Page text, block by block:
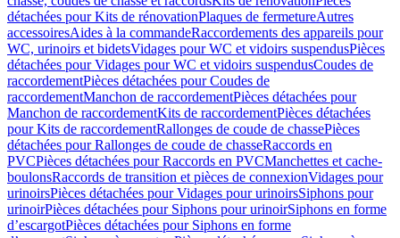
détachées pour Kits de rénovationPlaques de fermetureAutres
accessoiresAides à la commandeRaccordements des appareils pour
WC, urinoirs et bidetsVidages pour WC et vidoirs suspendusPièces
détachées pour Vidages pour WC et vidoirs suspendusCoudes de
raccordementPièces détachées pour Coudes de
raccordementManchon de raccordementPièces détachées pour
Manchon de raccordementKits de raccordementPièces détachées
pour Kits de raccordementRallonges de coude de chassePièces
détachées pour Rallonges de coude de chasseRaccords en
PVCPièces détachées pour Raccords en PVCManchettes et cache-
boulonsRaccords de transition et pièces de connexionVidages pour
urinoirsPièces détachées pour Vidages pour urinoirsSiphons pour
urinoirPièces détachées pour Siphons pour urinoirSiphons en forme
d’escargotPièces détachées pour Siphons en forme